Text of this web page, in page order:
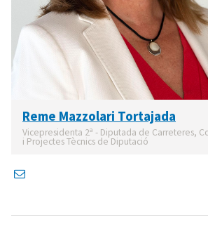
Reme Mazzolari Tortajada
Vicepresidenta 2ª - Diputada de Carreteres,
i Projectes Tècnics de Diputació